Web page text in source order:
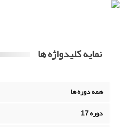
نمایه کلیدواژه ها
همه دوره ها
دوره 17